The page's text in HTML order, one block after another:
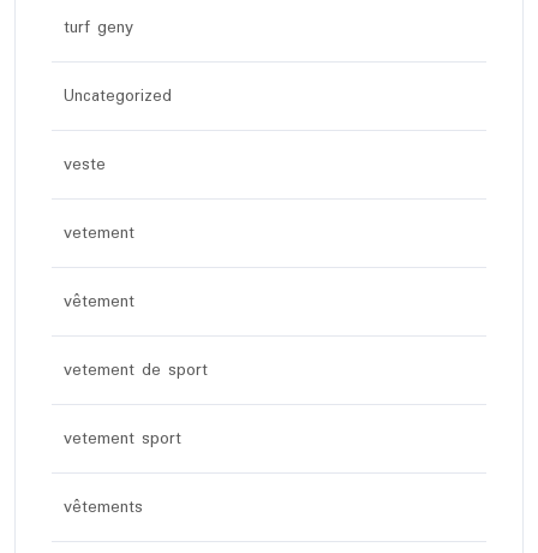
turf geny
Uncategorized
veste
vetement
vêtement
vetement de sport
vetement sport
vêtements